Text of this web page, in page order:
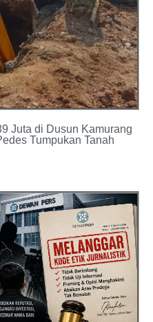
Juta di Dusun Kamurang
Tumpukan Tanah